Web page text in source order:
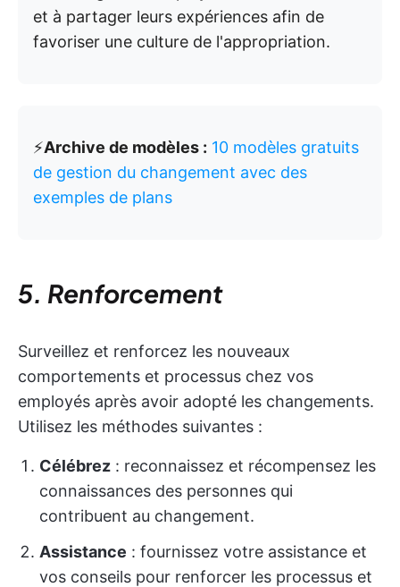
et à partager leurs expériences afin de
favoriser une culture de l'appropriation.
⚡️Archive de modèles : 10 modèles gratuits
de gestion du changement avec des
exemples de plans
5. Renforcement
Surveillez et renforcez les nouveaux
comportements et processus chez vos
employés après avoir adopté les changements.
Utilisez les méthodes suivantes :
Célébrez : reconnaissez et récompensez les
connaissances des personnes qui
contribuent au changement.
Assistance : fournissez votre assistance et
vos conseils pour renforcer les processus et